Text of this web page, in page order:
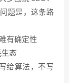
题是，这条路
有确定性
生态
给算法，不写